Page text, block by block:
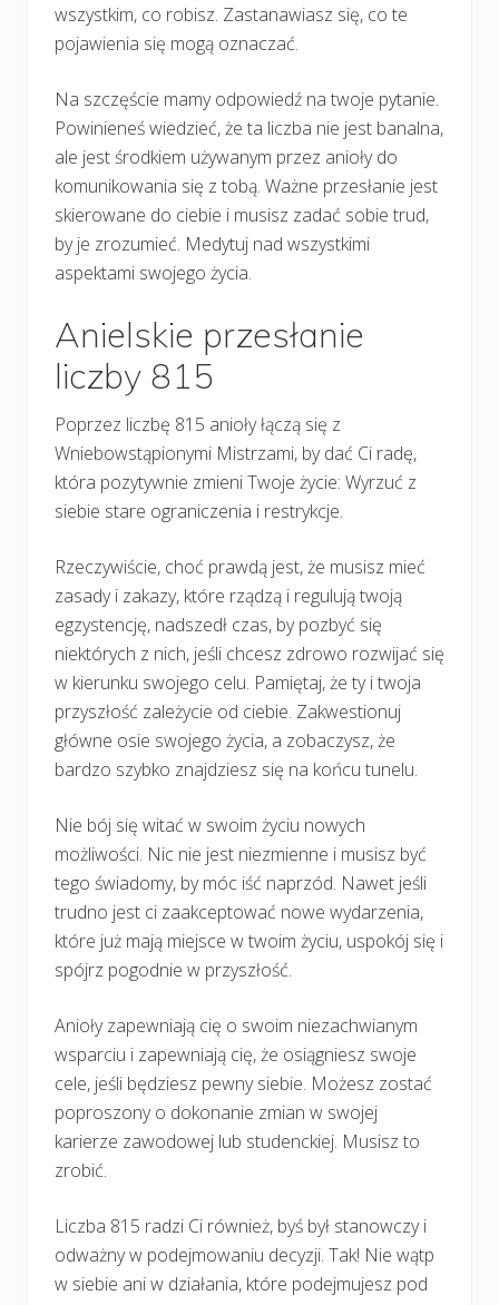
wszystkim, co robisz. Zastanawiasz się, co te
pojawienia się mogą oznaczać.
Na szczęście mamy odpowiedź na twoje pytanie.
Powinieneś wiedzieć, że ta liczba nie jest banalna,
ale jest środkiem używanym przez anioły do
komunikowania się z tobą. Ważne przesłanie jest
skierowane do ciebie i musisz zadać sobie trud,
by je zrozumieć. Medytuj nad wszystkimi
aspektami swojego życia.
Anielskie przesłanie
liczby 815
Poprzez liczbę 815 anioły łączą się z
Wniebowstąpionymi Mistrzami, by dać Ci radę,
która pozytywnie zmieni Twoje życie: Wyrzuć z
siebie stare ograniczenia i restrykcje.
Rzeczywiście, choć prawdą jest, że musisz mieć
zasady i zakazy, które rządzą i regulują twoją
egzystencję, nadszedł czas, by pozbyć się
niektórych z nich, jeśli chcesz zdrowo rozwijać się
w kierunku swojego celu. Pamiętaj, że ty i twoja
przyszłość zależycie od ciebie. Zakwestionuj
główne osie swojego życia, a zobaczysz, że
bardzo szybko znajdziesz się na końcu tunelu.
Nie bój się witać w swoim życiu nowych
możliwości. Nic nie jest niezmienne i musisz być
tego świadomy, by móc iść naprzód. Nawet jeśli
trudno jest ci zaakceptować nowe wydarzenia,
które już mają miejsce w twoim życiu, uspokój się i
spójrz pogodnie w przyszłość.
Anioły zapewniają cię o swoim niezachwianym
wsparciu i zapewniają cię, że osiągniesz swoje
cele, jeśli będziesz pewny siebie. Możesz zostać
poproszony o dokonanie zmian w swojej
karierze zawodowej lub studenckiej. Musisz to
zrobić.
Liczba 815 radzi Ci również, byś był stanowczy i
odważny w podejmowaniu decyzji. Tak! Nie wątp
w siebie ani w działania, które podejmujesz pod